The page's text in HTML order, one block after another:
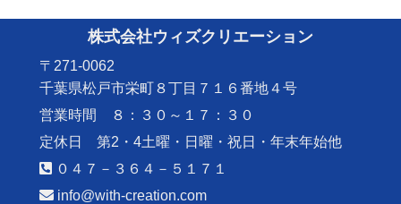
株式会社ウィズクリエーション
〒271-0062
千葉県松戸市栄町８丁目７１６番地４号
営業時間 ８：３０～１７：３０
定休日 第2・4土曜・日曜・祝日・年末年始他
０４７－３６４－５１７１
info@with-creation.com